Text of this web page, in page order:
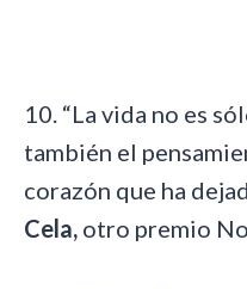
10. “La vida no es
también el
corazón que ha
Cela, otro premio